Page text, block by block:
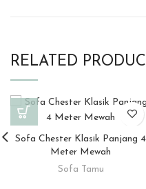
RELATED
Sofa Chester Klasik Panjang 4
Meter Mewah
Sofa Tamu